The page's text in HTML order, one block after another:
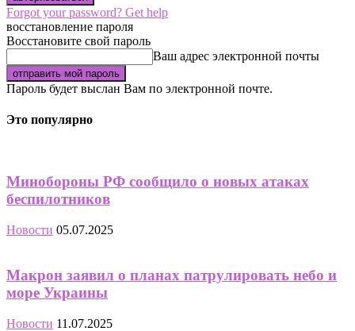
Forgot your password? Get help
восстановление пароля
Восстановите свой пароль
Ваш адрес электронной почты
Пароль будет выслан Вам по электронной почте.
Это популярно
Минобороны РФ сообщило о новых атаках
беспилотников
Новости 05.07.2025
Макрон заявил о планах патрулировать небо и
море Украины
Новости 11.07.2025